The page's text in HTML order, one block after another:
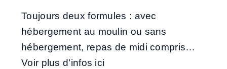
Toujours deux formules : avec
hébergement au moulin ou sans
hébergement, repas de midi compris…
Voir plus d’infos ici